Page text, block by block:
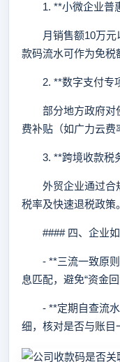
1. **小微企业普
月销售额10万元
款码流水可作为免税
2. **数字支付专
部分地方政府对
费补贴（如广力云费
3. **跨境收款税
外贸企业通过合
税率及快速退税政策。
#### 四、企业如
- **三流一致原则
息匹配，避免“资金回
- **定期自查流水
细，核对是否与账目